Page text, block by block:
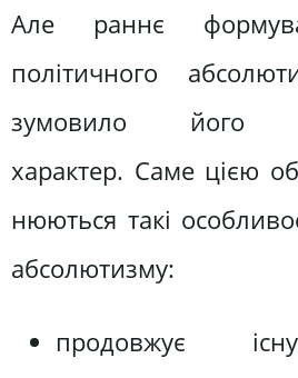
Але раннє
політичного
зумовило його
характер. Саме цією
нюються такі
абсолютизму:
продовжує